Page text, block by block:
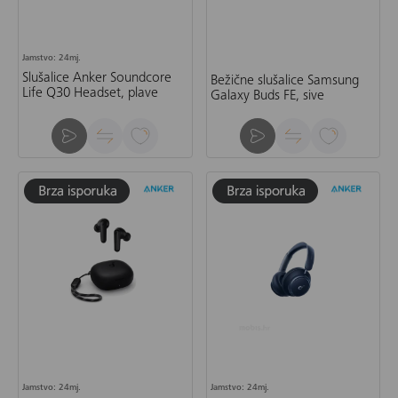
Jamstvo: 24mj.
Slušalice Anker Soundcore
Life Q30 Headset, plave
Bežične slušalice Samsung
Galaxy Buds FE, sive
Jamstvo: 24mj. Jamstvo: 24mj.